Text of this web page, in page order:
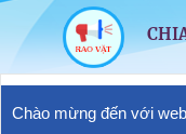
Chào mừng đến với